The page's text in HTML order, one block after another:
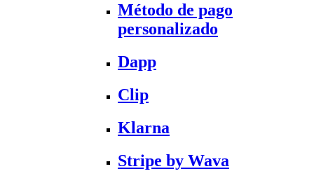
Método de pago
personalizado
Dapp
Clip
Klarna
Stripe by Wava